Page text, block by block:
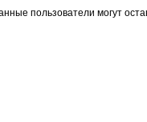
пользователи могут